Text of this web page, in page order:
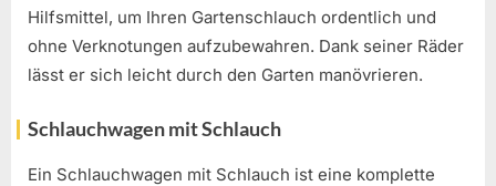
Hilfsmittel, um Ihren Gartenschlauch ordentlich und
ohne Verknotungen aufzubewahren. Dank seiner Räder
lässt er sich leicht durch den Garten manövrieren.
Schlauchwagen mit Schlauch
Ein Schlauchwagen mit Schlauch ist eine komplette